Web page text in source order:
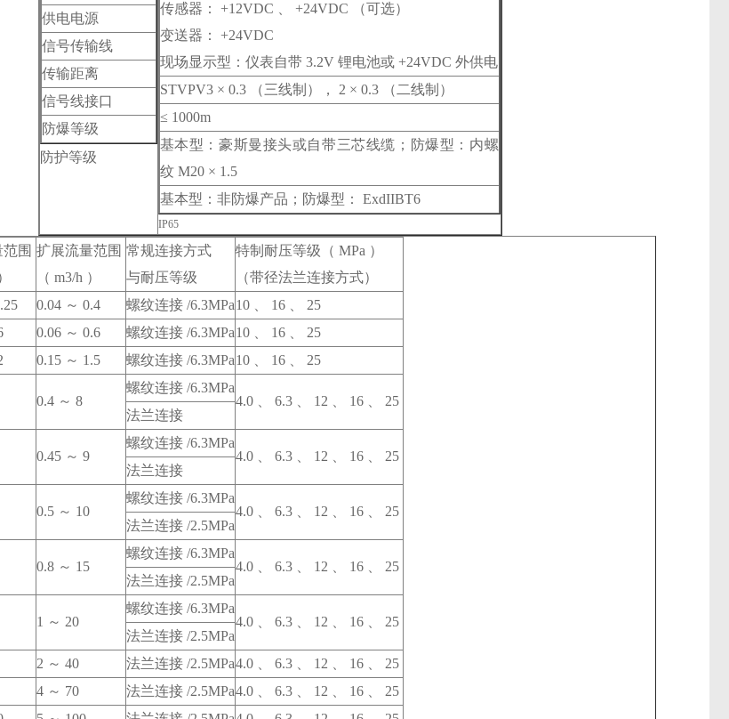
供电电源
信号传输线
传输距离
信号线接口
防爆等级
防护等级
传感器： +12VDC 、 +24VDC （可选）
变送器： +24VDC
现场显示型：仪表自带 3.2V 锂电池或 +24VDC 外供电
STVPV3 × 0.3 （三线制）， 2 × 0.3 （二线制）
≤ 1000m
基本型：豪斯曼接头或自带三芯线缆；防爆型：内螺
纹 M20 × 1.5
基本型：非防爆产品；防爆型： ExdIIBT6
IP65
围 扩展流量范围
（ m3/h ）
常规连接方式
与耐压等级
特制耐压等级（ MPa ）
（带径法兰连接方式）
0.04 ～ 0.4 螺纹连接 /6.3MPa10 、 16 、 25
0.06 ～ 0.6 螺纹连接 /6.3MPa10 、 16 、 25
0.15 ～ 1.5 螺纹连接 /6.3MPa10 、 16 、 25
0.4 ～ 8
螺纹连接 /6.3MPa
4.0 、 6.3 、 12 、 16 、 25
法兰连接
0.45 ～ 9
螺纹连接 /6.3MPa
4.0 、 6.3 、 12 、 16 、 25
法兰连接
0.5 ～ 10
螺纹连接 /6.3MPa
4.0 、 6.3 、 12 、 16 、 25
法兰连接 /2.5MPa
0.8 ～ 15
螺纹连接 /6.3MPa
4.0 、 6.3 、 12 、 16 、 25
法兰连接 /2.5MPa
1 ～ 20
螺纹连接 /6.3MPa
4.0 、 6.3 、 12 、 16 、 25
法兰连接 /2.5MPa
2 ～ 40 法兰连接 /2.5MPa4.0 、 6.3 、 12 、 16 、 25
4 ～ 70 法兰连接 /2.5MPa4.0 、 6.3 、 12 、 16 、 25